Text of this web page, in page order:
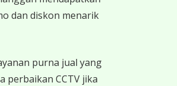
dan diskon menarik
purna jual yang
perbaikan CCTV jika